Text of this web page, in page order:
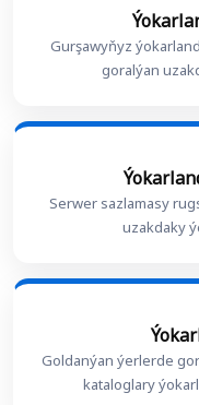
Gurşawyňyz
goralýan
Serwer sazlamasy
uzakdaky
Goldanýan ýerlerde
kataloglary